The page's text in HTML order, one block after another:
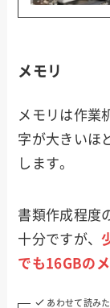
メモリ
メモリは作業
字が大きいほ
します。
書類作成程度
十分ですが、
でも16GBの
あわせて読み